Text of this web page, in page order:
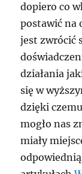
dopiero co
postawić na
jest zwrócić
działania
się w
dzięki
mogło nas
miały